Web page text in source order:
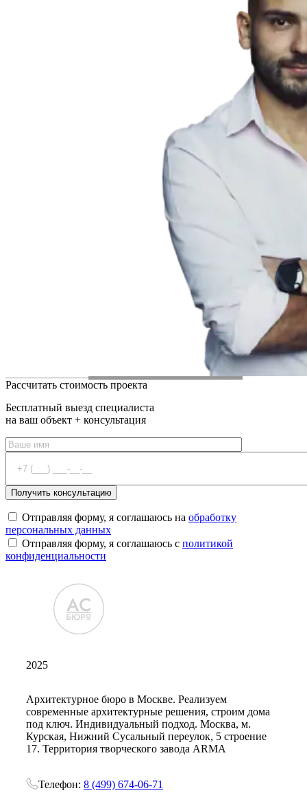
Рассчитать стоимость проекта
Бесплатный выезд специалиста
на ваш объект + консультация
Отправляя форму, я соглашаюсь на обработку
персональных данных
Отправляя форму, я соглашаюсь с политикой
конфиденциальности
2025
Архитектурное бюро в Москве. Реализуем
современные архитектурные решения, строим дома
под ключ. Индивидуальный подход. Москва, м.
Курская, Нижний Сусальный переулок, 5 строение
17. Территория творческого завода ARMA
Телефон: 8 (499) 674-06-71